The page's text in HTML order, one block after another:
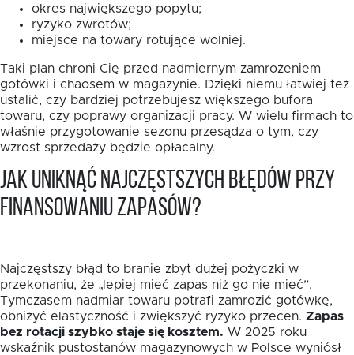
okres największego popytu;
ryzyko zwrotów;
miejsce na towary rotujące wolniej.
Taki plan chroni Cię przed nadmiernym zamrożeniem
gotówki i chaosem w magazynie. Dzięki niemu łatwiej też
ustalić, czy bardziej potrzebujesz większego bufora
towaru, czy poprawy organizacji pracy. W wielu firmach to
właśnie przygotowanie sezonu przesądza o tym, czy
wzrost sprzedaży będzie opłacalny.
Jak uniknąć najczęstszych błędów przy
finansowaniu zapasów?
Najczęstszy błąd to branie zbyt dużej pożyczki w
przekonaniu, że „lepiej mieć zapas niż go nie mieć”.
Tymczasem nadmiar towaru potrafi zamrozić gotówkę,
obniżyć elastyczność i zwiększyć ryzyko przecen. Zapas
bez rotacji szybko staje się kosztem. W 2025 roku
wskaźnik pustostanów magazynowych w Polsce wyniósł